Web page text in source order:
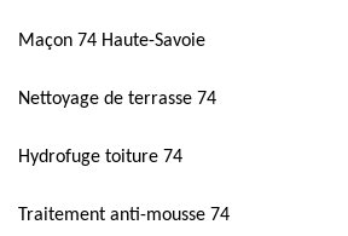
Maçon 74 Haute-Savoie
Nettoyage de terrasse 74
Hydrofuge toiture 74
Traitement anti-mousse 74